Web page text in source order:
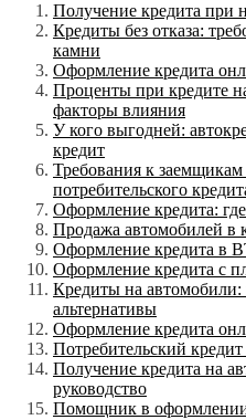
Получение кредита при
Кредиты без отказа:
камни
Оформление кредита
Проценты при кредите
факторы влияния
У кого выгодней:
кредит
Требования к
потребительского
Оформление кредита:
Продажа автомобилей в
Оформление кредита в
Оформление кредита с
Кредиты на автомобили:
альтернативы
Оформление кредита
Потребительский
Получение кредита на
руководство
Помощник в